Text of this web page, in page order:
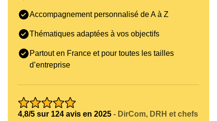
Accompagnement personnalisé de A à Z
Thématiques adaptées à vos objectifs
Partout en France et pour toutes les tailles
d’entreprise
4,8/5 sur 124 avis en 2025 - DirCom, DRH et chefs